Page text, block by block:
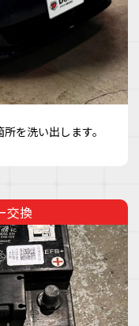
を洗い出します。
交換